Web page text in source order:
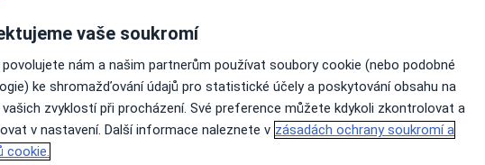
vaše soukromí
nám a našim partnerům používat soubory cookie (nebo podobné
ke shromažďování údajů pro statistické účely a poskytování obsahu na
vašich zvyklostí při procházení. Své preference můžete kdykoli zkontrolovat a
v nastavení. Další informace naleznete v zásadách ochrany soukromí a
cookie.